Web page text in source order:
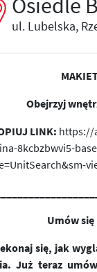
Osiedle
ul. Lubelska,
Obejrzyj
LINK: https://
8kcbzbwvi5-
Umów
się, jak
Już teraz